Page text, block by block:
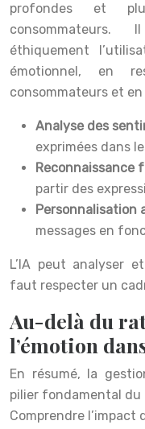
profondes et
éthiquement
émotionnel, en
consommateurs et
Analyse des
exprimées dans
Reconnaissance
partir des
Personnalisation
messages en
L’IA peut analyser
faut respecter un
Au-delà du
l’émotion
En résumé, la
pilier fondamental du
Comprendre